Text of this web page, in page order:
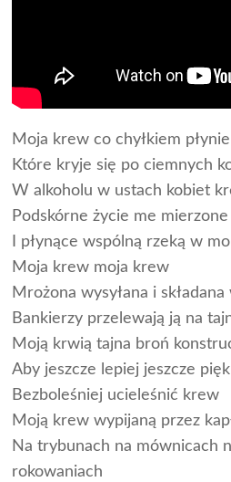
Moja krew co chyłkiem płynie
Które kryje się po ciemnych
W alkoholu w ustach kobiet
Podskórne życie me
I płynące wspólną rzeką w
Moja krew moja krew
Mrożona wysyłana i
Bankierzy przelewają ją na
Moją krwią tajna broń
Aby jeszcze lepiej jeszcze
Bezboleśniej ucieleśnić krew
Moją krew wypijaną przez
Na trybunach na mównicach
rokowaniach